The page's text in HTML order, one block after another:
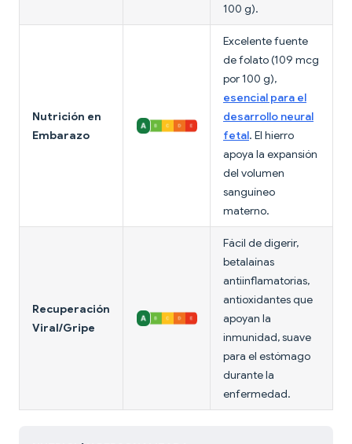
100 g).
Nutrición en
Embarazo
Excelente fuente
de folato (109 mcg
por 100 g),
esencial para el
desarrollo neural
fetal. El hierro
apoya la expansión
del volumen
sanguíneo
materno.
Recuperación
Viral/Gripe
Fácil de digerir,
betalaínas
antiinflamatorias,
antioxidantes que
apoyan la
inmunidad, suave
para el estómago
durante la
enfermedad.